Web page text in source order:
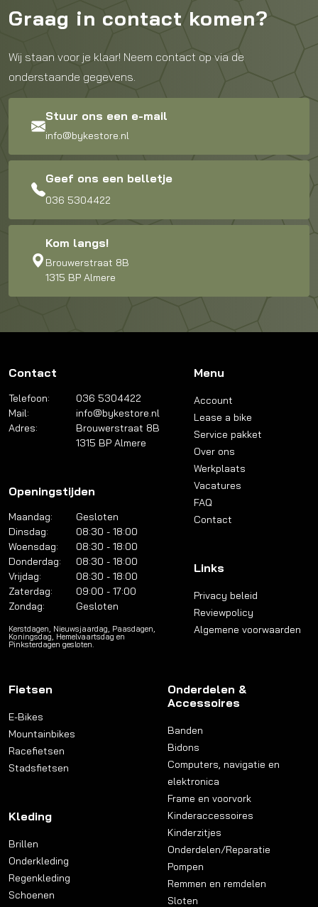
Graag in contact komen?
Wij staan voor je klaar! Neem contact op via de
onderstaande gegevens.
Stuur ons een e-mail
info@bykestore.nl
Geef ons een belletje
036 5304422
Kom langs!
Brouwerstraat 8B
1315 BP Almere
Contact
Telefoon:
036 5304422
Mail:
info@bykestore.nl
Adres:
Brouwerstraat 8B
1315 BP Almere
Openingstijden
Maandag:
Gesloten
Dinsdag:
08:30 - 18:00
Woensdag:
08:30 - 18:00
Donderdag:
08:30 - 18:00
Vrijdag:
08:30 - 18:00
Zaterdag:
09:00 - 17:00
Zondag:
Gesloten
Kerstdagen, Nieuwsjaardag, Paasdagen,
Koningsdag, Hemelvaartsdag en
Pinksterdagen gesloten.
Menu
Account
Lease a bike
Service pakket
Over ons
Werkplaats
Vacatures
FAQ
Contact
Links
Privacy beleid
Reviewpolicy
Algemene voorwaarden
Fietsen
E-Bikes
Mountainbikes
Racefietsen
Stadsfietsen
Kleding
Brillen
Onderkleding
Regenkleding
Schoenen
Onderdelen &
Accessoires
Banden
Bidons
Computers, navigatie en
elektronica
Frame en voorvork
Kinderaccessoires
Kinderzitjes
Onderdelen/Reparatie
Pompen
Remmen en remdelen
Sloten